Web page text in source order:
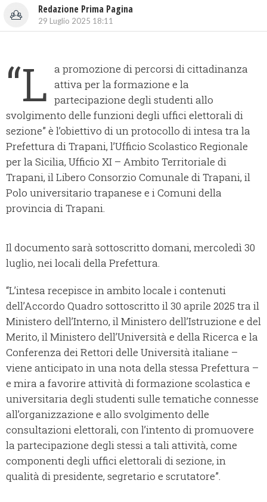
Redazione Prima Pagina
29 Luglio 2025 18:11
“L a promozione di percorsi di cittadinanza
attiva per la formazione e la
partecipazione degli studenti allo
svolgimento delle funzioni degli uffici elettorali di
sezione” è l’obiettivo di un protocollo di intesa tra la
Prefettura di Trapani, l’Ufficio Scolastico Regionale
per la Sicilia, Ufficio XI – Ambito Territoriale di
Trapani, il Libero Consorzio Comunale di Trapani, il
Polo universitario trapanese e i Comuni della
provincia di Trapani.
Il documento sarà sottoscritto domani, mercoledì 30
luglio, nei locali della Prefettura.
“L’intesa recepisce in ambito locale i contenuti
dell’Accordo Quadro sottoscritto il 30 aprile 2025 tra il
Ministero dell’Interno, il Ministero dell’Istruzione e del
Merito, il Ministero dell’Università e della Ricerca e la
Conferenza dei Rettori delle Università italiane –
viene anticipato in una nota della stessa Prefettura –
e mira a favorire attività di formazione scolastica e
universitaria degli studenti sulle tematiche connesse
all’organizzazione e allo svolgimento delle
consultazioni elettorali, con l’intento di promuovere
la partecipazione degli stessi a tali attività, come
componenti degli uffici elettorali di sezione, in
qualità di presidente, segretario e scrutatore”.